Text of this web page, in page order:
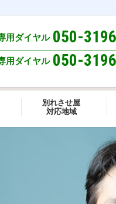
用ダイヤル 050-
用ダイヤル 050-
別れさせ屋
対応地域